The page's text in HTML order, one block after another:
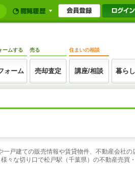
ームする
ォーム
売る
売却査定
住まいの相談
講座/相談 暮らし
戸建ての販売情報や賃貸物件、不動産会社の
々な切り口で松戸駅（千葉県）の不動産売買・